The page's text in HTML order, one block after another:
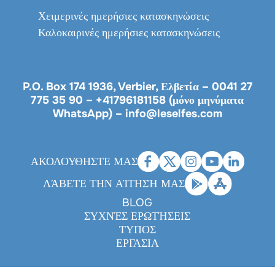
Χειμερινές ημερήσιες κατασκηνώσεις
Καλοκαιρινές ημερήσιες κατασκηνώσεις
P.O. Box 174 1936, Verbier, Ελβετία – 0041 27
775 35 90 – +41796181158 (μόνο μηνύματα
WhatsApp)– info@leselfes.com
ΑΚΟΛΟΥΘΗΣΤΕ ΜΑΣ
ΛΆΒΕΤΕ ΤΗΝ ΑΊΤΗΣΉ ΜΑΣ
BLOG
ΣΥΧΝΈΣ ΕΡΩΤΉΣΕΙΣ
ΤΎΠΟΣ
ΕΡΓΑΣΊΑ